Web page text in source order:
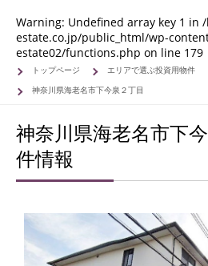
Warning: Undefined array key 1 in
estate.co.jp/public_html/wp-
estate02/functions.php on line 179
トップページ エリアで選ぶ投資用物件
神奈川県海老名市下今泉２丁目
神奈川県海老名市下
件情報